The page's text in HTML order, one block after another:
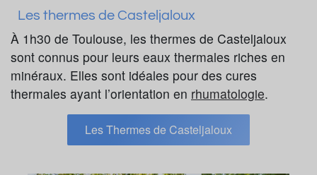
Les thermes de Casteljaloux
À 1h30 de Toulouse, les thermes de Casteljaloux
sont connus pour leurs eaux thermales riches en
minéraux. Elles sont idéales pour des cures
thermales ayant l’orientation en rhumatologie.
Les Thermes de Casteljaloux